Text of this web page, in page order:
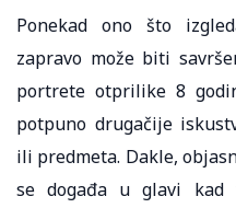
Ponekad ono što
zapravo može biti
portrete otprilike 8
potpuno drugačije
ili predmeta. Dakle,
se događa u glavi kad